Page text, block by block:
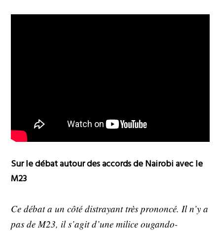
Sur le débat autour des accords de Nairobi avec le
M23
Ce débat a un côté distrayant très prononcé. Il n’y a
pas de M23, il s’agit d’une milice ougando-